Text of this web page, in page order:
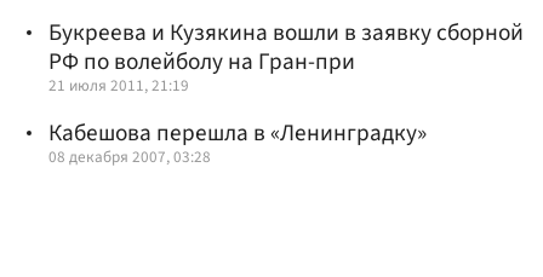
Букреева и Кузякина вошли в заявку сборной
РФ по волейболу на Гран-при
21 июля 2011, 21:19
Кабешова перешла в «Ленинградку»
08 декабря 2007, 03:28